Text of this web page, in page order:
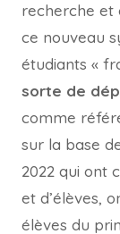
recherche et
ce nouveau
étudiants «
sorte de
comme
sur la base
2022 qui ont
et d’élèves,
élèves du